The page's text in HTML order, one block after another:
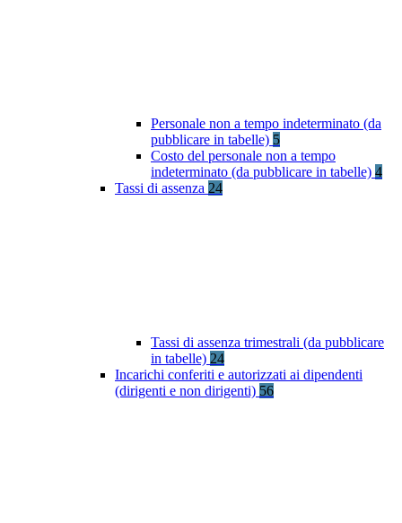
Personale non a tempo indeterminato (da
pubblicare in tabelle) 5
Costo del personale non a tempo
indeterminato (da pubblicare in tabelle) 4
Tassi di assenza 24
Tassi di assenza trimestrali (da pubblicare
in tabelle) 24
Incarichi conferiti e autorizzati ai dipendenti
(dirigenti e non dirigenti) 56